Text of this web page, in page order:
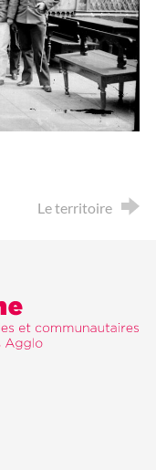
Le territoire
INSTAGRAM
LINKEDIN
PAGE YOUTUBE